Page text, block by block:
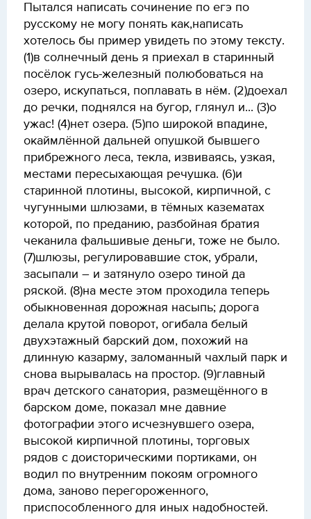
Пытался написать сочинение по егэ по
русскому не могу понять как,написать
хотелось бы пример увидеть по этому тексту.
(1)в солнечный день я приехал в старинный
посёлок гусь-железный полюбоваться на
озеро, искупаться, поплавать в нём. (2)доехал
до речки, поднялся на бугор, глянул и... (3)о
ужас! (4)нет озера. (5)по широкой впадине,
окаймлённой дальней опушкой бывшего
прибрежного леса, текла, извиваясь, узкая,
местами пересыхающая речушка. (6)и
старинной плотины, высокой, кирпичной, с
чугунными шлюзами, в тёмных казематах
которой, по преданию, разбойная братия
чеканила фальшивые деньги, тоже не было.
(7)шлюзы, регулировавшие сток, убрали,
засыпали – и затянуло озеро тиной да
ряской. (8)на месте этом проходила теперь
обыкновенная дорожная насыпь; дорога
делала крутой поворот, огибала белый
двухэтажный барский дом, похожий на
длинную казарму, заломанный чахлый парк и
снова вырывалась на простор. (9)главный
врач детского санатория, размещённого в
барском доме, показал мне давние
фотографии этого исчезнувшего озера,
высокой кирпичной плотины, торговых
рядов с доисторическими портиками, он
водил по внутренним покоям огромного
дома, заново перегороженного,
приспособленного для иных надобностей.